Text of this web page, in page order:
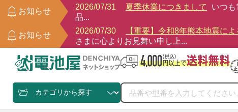
お知らせ
2026/07/31 夏季休業につきまして
いつ
品...
お知らせ
2026/07/30 【重要】令和8年熊本地震に
さまに心よりお見舞い申し上...